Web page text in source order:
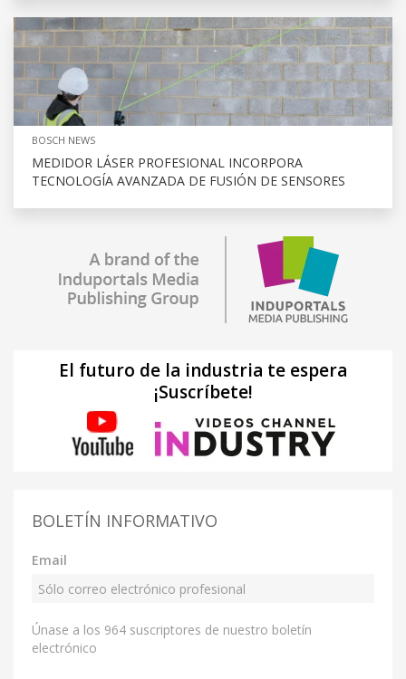
BOSCH NEWS
MEDIDOR LÁSER PROFESIONAL INCORPORA
TECNOLOGÍA AVANZADA DE FUSIÓN DE SENSORES
El futuro de la industria te espera
¡Suscríbete!
BOLETÍN INFORMATIVO
Email
Únase a los 964 suscriptores de nuestro boletín
electrónico